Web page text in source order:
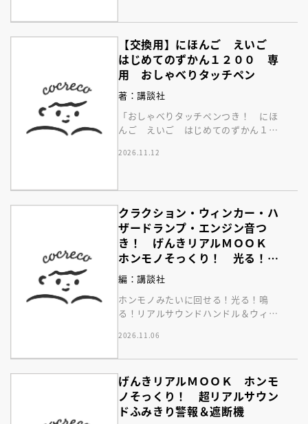
【交換用】にほんご えいご
はじめてのずかん１２００ 専
用 おしゃべりタッチペン
著：講談社
「おしゃべりタッチペンつき！ にほ
んご えいご はじめてのずかん１２
2026.11.12
クラクション・ウィンカー・ハ
ザードランプ・エンジン音つ
き！ げんきリアルＭＯＯＫ
ホンモノそっくり！ 光る！回
る！操作できる！リアルサウン
ド運転席ハンドル＆ウィンカー
ＤＸ
編：講談社
ホンモノみたいに回せる！光る！鳴
る！リアルサウンドハンドル＆ウィン
ンカー操作で運転ごっこ！
2026.11.06
げんきリアルＭＯＯＫ ホンモ
ノそっくり！ 超リアルサウン
ドふみきり警報＆遮断機